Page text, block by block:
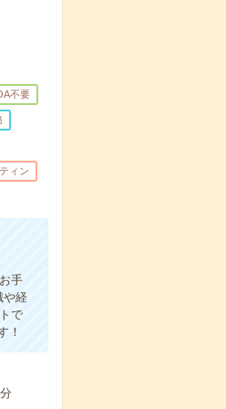
不要
ィン
手
や経
で
！